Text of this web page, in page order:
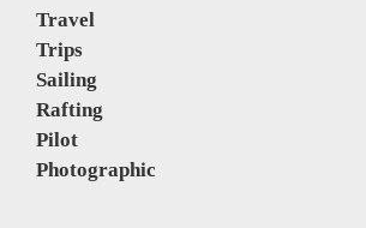
Travel
Trips
Sailing
Rafting
Pilot
Photographic